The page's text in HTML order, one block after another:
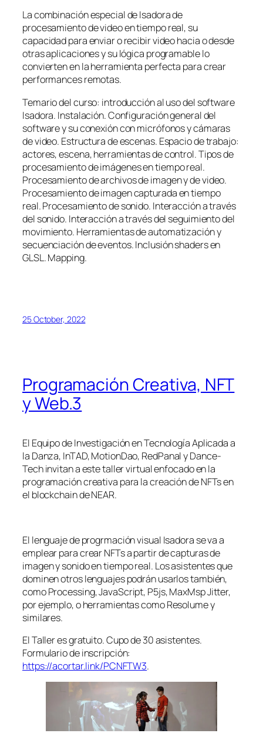
La combinación especial de Isadora de
procesamiento de video en tiempo real, su
capacidad para enviar o recibir video hacia o desde
otras aplicaciones y su lógica programable lo
convierten en la herramienta perfecta para crear
performances remotas.
Temario del curso: introducción al uso del software
Isadora. Instalación. Configuración general del
software y su conexión con micrófonos y cámaras
de video. Estructura de escenas. Espacio de trabajo:
actores, escena, herramientas de control. Tipos de
procesamiento de imágenes en tiempo real.
Procesamiento de archivos de imagen y de video.
Procesamiento de imagen capturada en tiempo
real. Procesamiento de sonido. Interacción a través
del sonido. Interacción a través del seguimiento del
movimiento. Herramientas de automatización y
secuenciación de eventos. Inclusión shaders en
GLSL. Mapping.
25 October, 2022
Programación Creativa, NFT
y Web.3
El Equipo de Investigación en Tecnología Aplicada a
la Danza, InTAD, MotionDao, RedPanal y Dance-
Tech invitan a este taller virtual enfocado en la
programación creativa para la creación de NFTs en
el blockchain de NEAR.
El lenguaje de progrmación visual Isadora se va a
emplear para crear NFTs a partir de capturas de
imagen y sonido en tiempo real. Los asistentes que
dominen otros lenguajes podrán usarlos también,
como Processing, JavaScript, P5js, MaxMsp Jitter,
por ejemplo, o herramientas como Resolume y
similares.
El Taller es gratuito. Cupo de 30 asistentes.
Formulario de inscripción:
https://acortar.link/PCNFTW3.